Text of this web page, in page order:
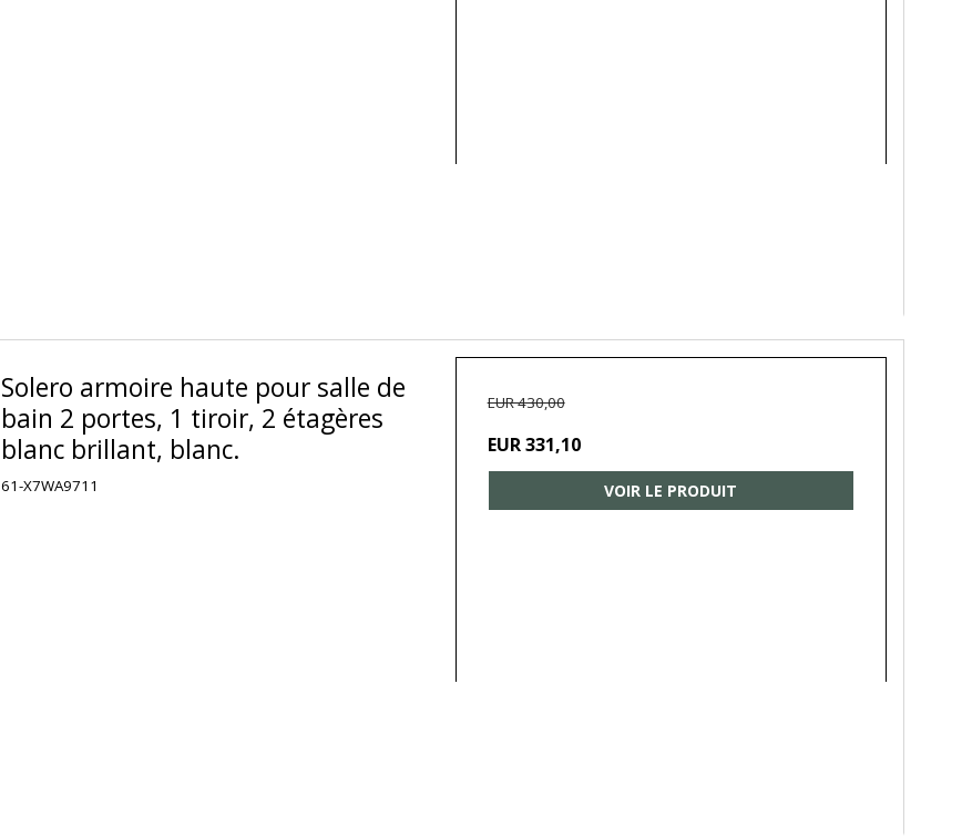
Solero armoire haute pour salle de
bain 2 portes, 1 tiroir, 2 étagères
blanc brillant, blanc.
61-X7WA9711
EUR 430,00
EUR 331,10
VOIR LE PRODUIT